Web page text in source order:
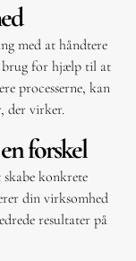
med at håndtere
brug for hjælp til at
processerne, kan
der virker.
forskel
konkrete
din virksomhed
resultater på